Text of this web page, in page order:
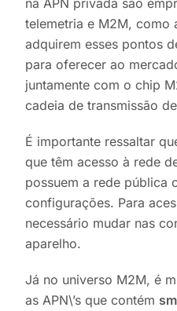
telemetria e M2M, como
adquirem esses pontos
para oferecer ao
juntamente com o chip
cadeia de transmissão
É importante ressaltar
que têm acesso à rede
possuem a rede pública
configurações. Para
necessário mudar nas
aparelho.
Já no universo M2M, é
as APN\’s que contém